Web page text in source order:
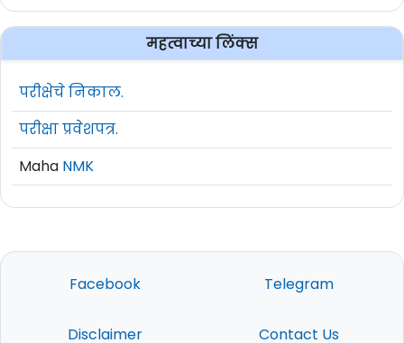
महत्वाच्या लिंक्स
परीक्षेचे निकाल.
परीक्षा प्रवेशपत्र.
Maha NMK
Facebook Telegram
Disclaimer Contact Us